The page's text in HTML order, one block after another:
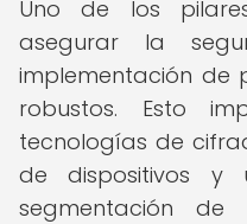
Uno de los
asegurar la
implementación de
robustos. Esto
tecnologías de
de dispositivos y
segmentación